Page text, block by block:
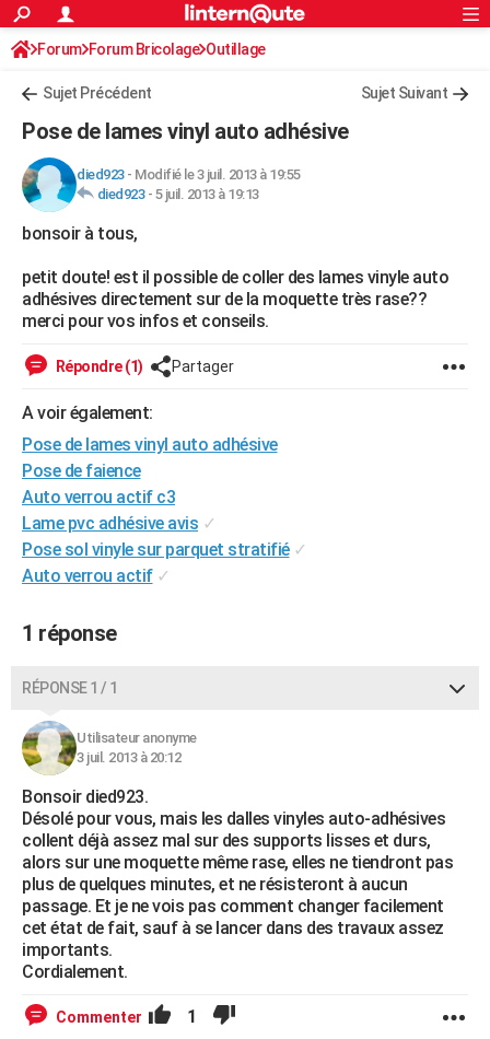
ACTUALITÉS
Politique
Société
Faits Divers
Education
Monde
Villes
+
FINANCE
Retraite
Impôts
Epargne
Immobilier
Risques naturels par ville
Banque
Assurance
Crédit
AUTO
Essais
Réserver un essai
Citadines
Berlines
SUV
Forum auto
+
Mobiles
Meilleur smartphone
Internet
Ordinateurs
Jeux vidéo
Guide high-tech
+BRICOLAGE
Forum
Aménagement intérieur
Extérieur
Cuisine
Salle de bains
Jardinage
Rangement
Guides de France
Escapades
Patrimoine
Expositions
Musées
Week-end nature
Art de vivre
Bien-être
Loisirs
Mode
Modes de vie
Alimentation
Guide de la santé
Maladies
Médicaments
Sommeil
VOYAGE
PHOTO
GUIDES D'ACHAT
CARTE DE VOEUX
Carte de Noël
Carte Bonne année
Carte Saint-Valentin
Carte Pâques
Carte d'anniversaire
DICTIONNAIRE
Dictionnaire
Biographies
Citations
Expressions
Proverbes
PROGRAMME TV
S'inscrire
Se connecter
Lycées
Collèges
Primaires
Universités
Entreprises
Service militaire
Avis de recherche
AVIS DE DÉCÈS
FORUM
Bricolage
Lifestyle
Culture
Sport
Auto
Television
Voyage
Cinema
S'inscrire
Connexion
Forum Forum Bricolage Outillage
Sujet Précédent Sujet Suivant
Pose de lames vinyl auto adhésive
died923- Modifié le 3 juil. 2013 à 19:55
died923- 5 juil. 2013 à 19:13
bonsoir à tous,
petit doute! est il possible de coller des lames vinyle auto
adhésives directement sur de la moquette très rase??
merci pour vos infos et conseils.
Répondre (1) Partager
A voir également:
Pose de lames vinyl auto adhésive
Pose de faience
Auto verrou actif c3
Lame pvc adhésive avis ✓
Pose sol vinyle sur parquet stratifié ✓
Auto verrou actif ✓
1 réponse
RÉPONSE 1 / 1
Utilisateur anonyme
3 juil. 2013 à 20:12
Bonsoir died923.
Désolé pour vous, mais les dalles vinyles auto-adhésives
collent déjà assez mal sur des supports lisses et durs,
alors sur une moquette même rase, elles ne tiendront pas
plus de quelques minutes, et ne résisteront à aucun
passage. Et je ne vois pas comment changer facilement
cet état de fait, sauf à se lancer dans des travaux assez
importants.
Cordialement.
Commenter 1